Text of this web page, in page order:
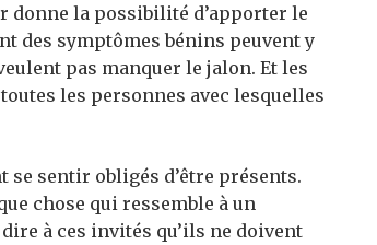
donne la possibilité d’apporter le
des symptômes bénins peuvent y
pas manquer le jalon. Et les
les personnes avec lesquelles
sentir obligés d’être présents.
chose qui ressemble à un
à ces invités qu’ils ne doivent